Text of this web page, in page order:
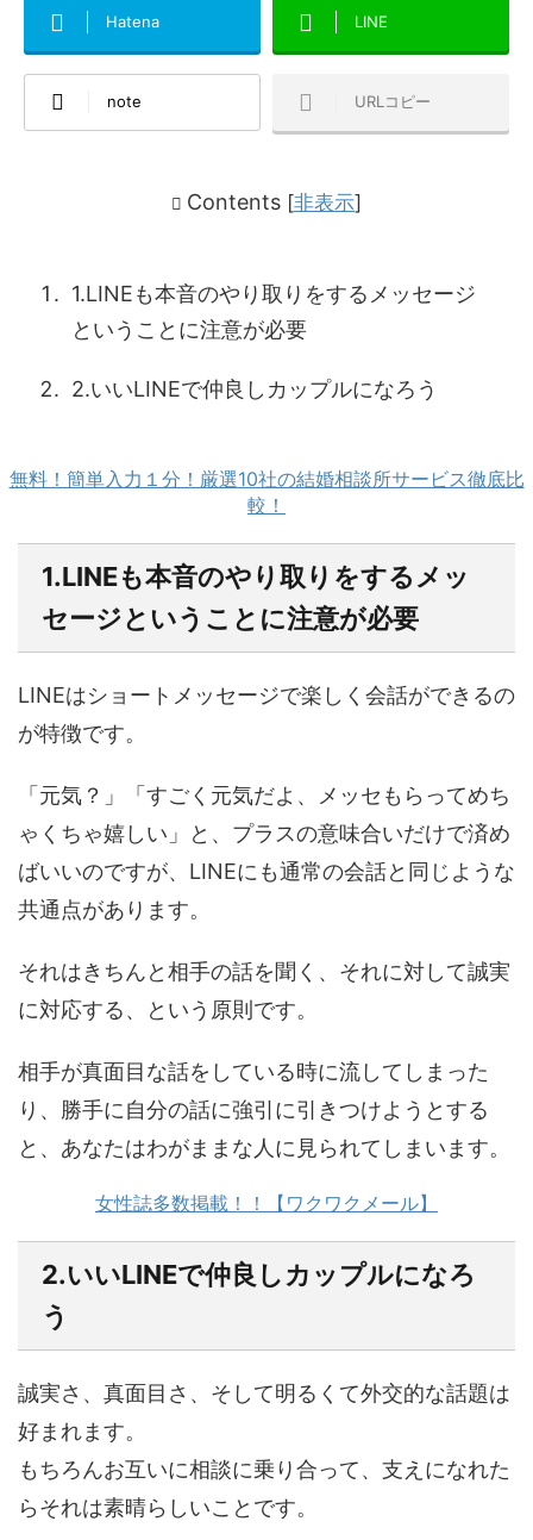
Hatena LINE
note URLコピー
Contents [非表示]
1.LINEも本音のやり取りをするメッセージ
ということに注意が必要
2.いいLINEで仲良しカップルになろう
無料！簡単入力１分！厳選10社の結婚相談所サービス徹底比
較！
1.LINEも本音のやり取りをするメッ
セージということに注意が必要
LINEはショートメッセージで楽しく会話ができるの
が特徴です。
「元気？」「すごく元気だよ、メッセもらってめち
ゃくちゃ嬉しい」と、プラスの意味合いだけで済め
ばいいのですが、LINEにも通常の会話と同じような
共通点があります。
それはきちんと相手の話を聞く、それに対して誠実
に対応する、という原則です。
相手が真面目な話をしている時に流してしまった
り、勝手に自分の話に強引に引きつけようとする
と、あなたはわがままな人に見られてしまいます。
女性誌多数掲載！！【ワクワクメール】
2.いいLINEで仲良しカップルになろ
う
誠実さ、真面目さ、そして明るくて外交的な話題は
好まれます。
もちろんお互いに相談に乗り合って、支えになれた
らそれは素晴らしいことです。